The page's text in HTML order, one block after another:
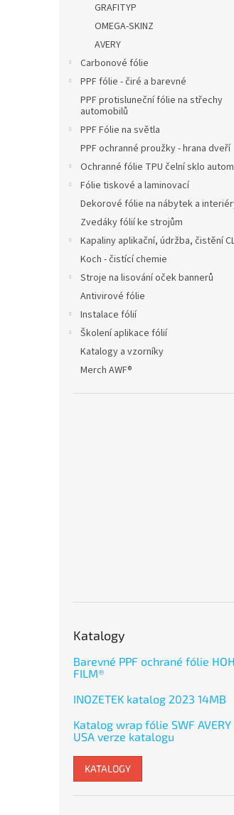
GRAFITYP
OMEGA-SKINZ
AVERY
Carbonové fólie
PPF fólie - čiré a barevné
PPF protisluneční fólie na střechy
automobilů
PPF Fólie na světla
PPF ochranné proužky - hrana dveří
Ochranné fólie TPU čelní sklo
Fólie tiskové a laminovací
Dekorové fólie na nábytek a
Zvedáky fólií ke strojům
Kapaliny aplikační, údržba, čistění
Koch - čistící chemie
Stroje na lisování oček bannerů
Antivirové fólie
Instalace fólií
Školení aplikace fólií
Katalogy a vzorníky
Merch AWF®
Katalogy
Barevné PPF ochrané fólie
FILM®
INOZETEK katalog 2023 14MB
Katalog wrap fólie SWF AVERY
USA verze katalogu
KATALOGY